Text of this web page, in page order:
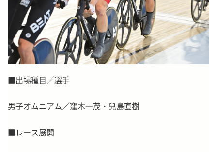
■出場種目／選手
男子オムニアム／窪木一茂・兒島直樹
■レース展開